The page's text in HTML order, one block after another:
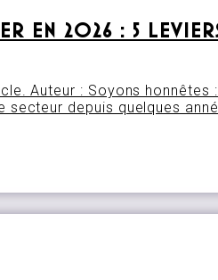
EN 2026 : 5
Auteur : Soyons
secteur depuis quelques